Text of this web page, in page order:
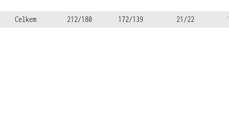
Celkem 212/180 172/139 21/22